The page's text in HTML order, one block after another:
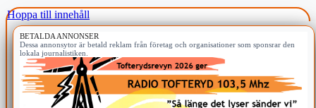
Hoppa till innehåll
BETALDA ANNONSER
Dessa annonsytor är betald reklam från företag och organisationer som sponsrar den
lokala journalistiken.